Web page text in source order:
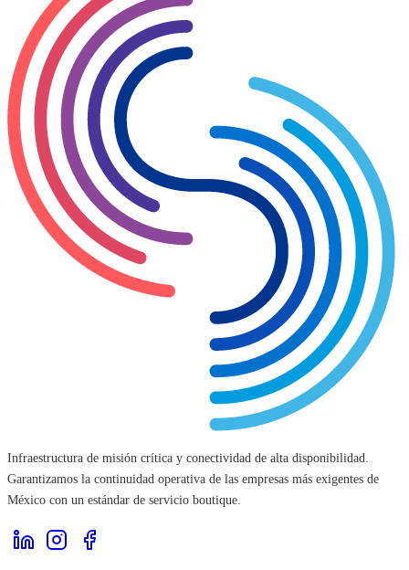
Infraestructura de misión crítica y conectividad de alta disponibilidad.
Garantizamos la continuidad operativa de las empresas más exigentes de
México con un estándar de servicio boutique.